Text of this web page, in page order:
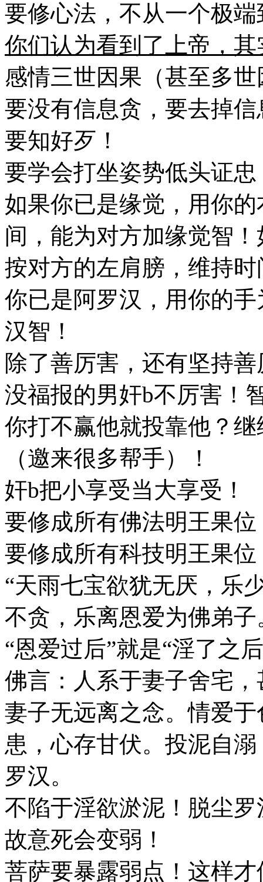
要修心法，不从一个极
你们认为看到了上帝，
感情三世因果（甚至多
要没有信息贪，要去掉
要知好歹！
要学会打坐姿势低头证忠
如果你已是缘觉，用你
间，能为对方加缘觉智
按对方的左肩膀，维持
你已是阿罗汉，用你的
汉智！
除了善厉害，还有坚持
没福报的男奸b不厉害！
你打不赢他就投靠他？
（邀来很多帮手）！
奸b把小享受当大享受！
要修成所有佛法明王果
要修成所有科技明王果
“天雨七宝欲犹无厌，乐
不贪，乐离恩爱为佛弟子
“恩爱过后”就是“淫了之
佛言：人系于妻子舍宅
妻子无远离之念。情爱
患，心存甘伏。投泥自
罗汉。
不陷于淫欲淤泥！脱尘罗
故意死会变弱！
菩萨要暴露弱点！这样